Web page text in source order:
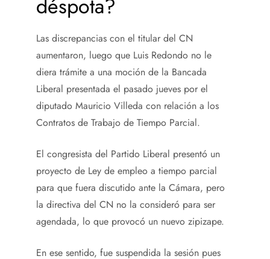
déspota?
Las discrepancias con el titular del CN
aumentaron, luego que Luis Redondo no le
diera trámite a una moción de la Bancada
Liberal presentada el pasado jueves por el
diputado Mauricio Villeda con relación a los
Contratos de Trabajo de Tiempo Parcial.
El congresista del Partido Liberal presentó un
proyecto de Ley de empleo a tiempo parcial
para que fuera discutido ante la Cámara, pero
la directiva del CN no la consideró para ser
agendada, lo que provocó un nuevo zipizape.
En ese sentido, fue suspendida la sesión pues